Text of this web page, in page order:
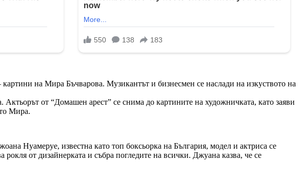
на Мира Бъчварова. Музикантът и бизнесмен се наслади на изкуството на
от “Домашен арест” се снима до картините на художничката, като заяви
Мира.
Нуамеруе, известна като топ боксьорка на България, модел и актриса се
от дизайнерката и събра погледите на всички. Джуана казва, че се